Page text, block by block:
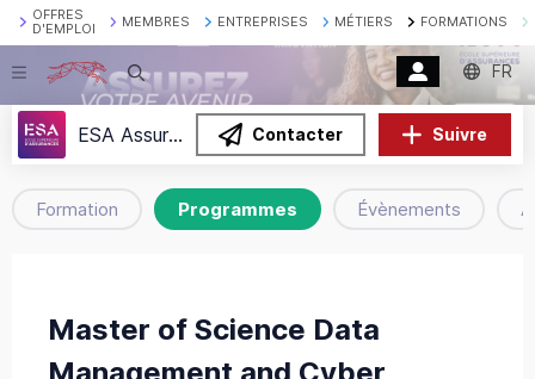
OFFRES
D'EMPLOI
MEMBRES ENTREPRISES MÉTIERS FORMATIONS
Recherche FR
ESA Assurances Contacter Suivre
Formation Programmes Évènements
Master of Science Data